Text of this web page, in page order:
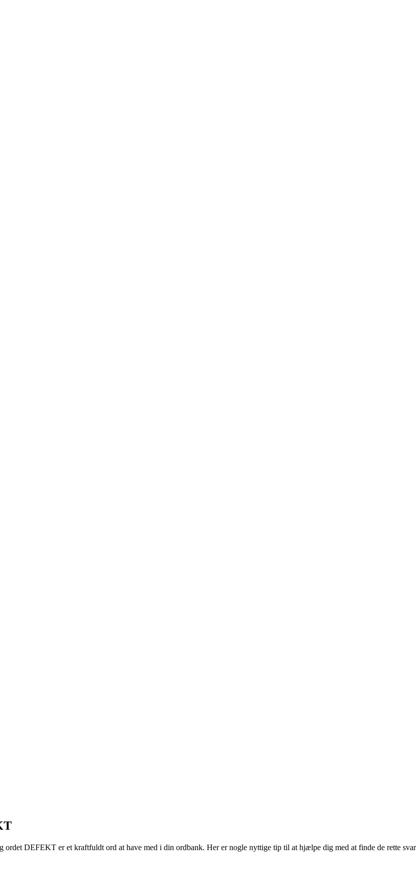
DEFEKT er et kraftfuldt ord at have med i din ordbank. Her er nogle nyttige tip til at hjælpe dig med at finde de rette svar